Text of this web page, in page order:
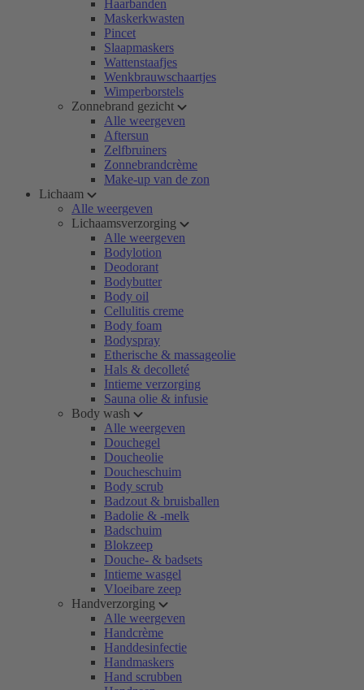
Haarbanden
Maskerkwasten
Pincet
Slaapmaskers
Wattenstaafjes
Wenkbrauwschaartjes
Wimperborstels
Zonnebrand gezicht
Alle weergeven
Aftersun
Zelfbruiners
Zonnebrandcrème
Make-up van de zon
Lichaam
Alle weergeven
Lichaamsverzorging
Alle weergeven
Bodylotion
Deodorant
Bodybutter
Body oil
Cellulitis creme
Body foam
Bodyspray
Etherische & massageolie
Hals & decolleté
Intieme verzorging
Sauna olie & infusie
Body wash
Alle weergeven
Douchegel
Doucheolie
Doucheschuim
Body scrub
Badzout & bruisballen
Badolie & -melk
Badschuim
Blokzeep
Douche- & badsets
Intieme wasgel
Vloeibare zeep
Handverzorging
Alle weergeven
Handcrème
Handdesinfectie
Handmaskers
Hand scrubben